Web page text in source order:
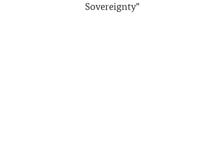
Sovereignty"